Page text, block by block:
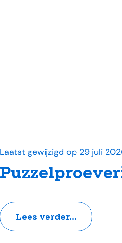
Laatst gewijzigd op 29 juli
Lees verder...